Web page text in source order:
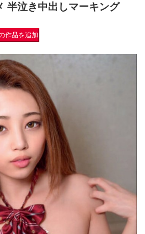
半泣き中出しマーキング
作品を追加